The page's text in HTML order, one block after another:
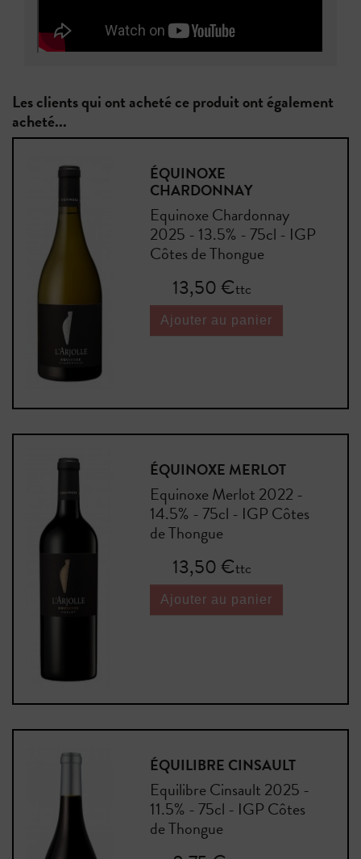
Les clients qui ont acheté ce produit ont également
acheté...
ÉQUINOXE
CHARDONNAY
Equinoxe Chardonnay
2025 - 13.5% - 75cl - IGP
Côtes de Thongue
Prix13,50 €ttc
Ajouter au panier
ÉQUINOXE MERLOT
Equinoxe Merlot 2022 -
14.5% - 75cl - IGP Côtes
de Thongue
Prix13,50 €ttc
Ajouter au panier
ÉQUILIBRE CINSAULT
Equilibre Cinsault 2025 -
11.5% - 75cl - IGP Côtes
de Thongue